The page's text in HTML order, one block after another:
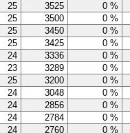
25 3525
0 %
25 3500
0 %
25 3450
0 %
25 3425
0 %
24 3336
0 %
23 3289
0 %
25 3200
0 %
24 3048
0 %
24 2856
0 %
24 2784
0 %
24 2760
0 %